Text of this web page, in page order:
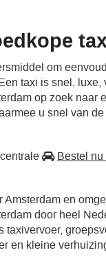
om
taxi is snel, luxe,
op zoek naar
u snel van
Bestel
Amsterdam en
door heel
en kleine